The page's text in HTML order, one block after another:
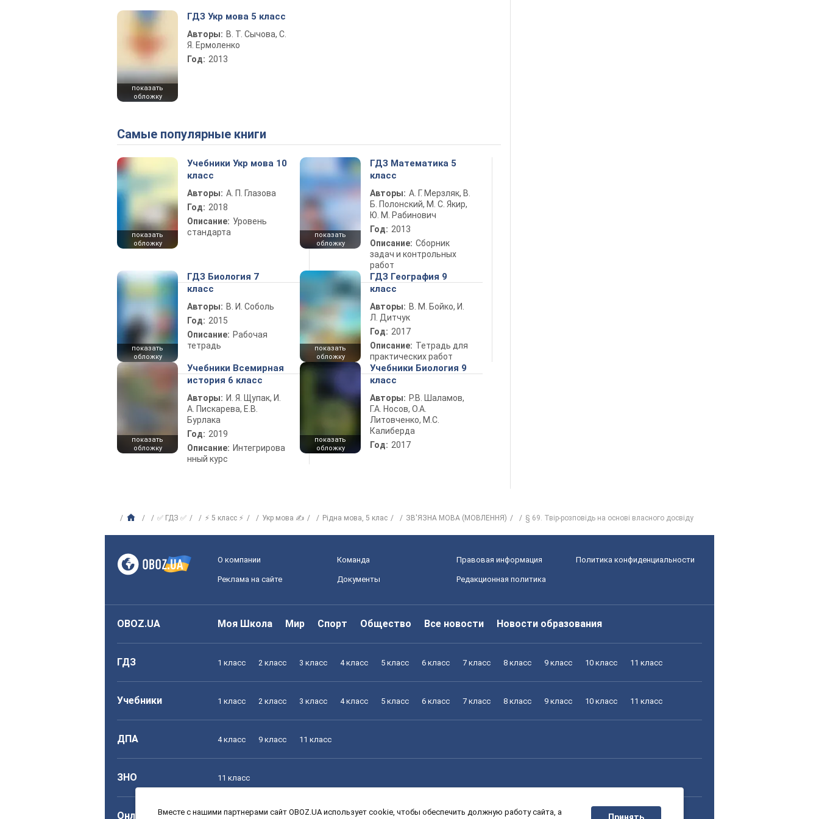
показать
обложку
ГДЗ Укр мова 5 класс
Авторы: В. Т. Сычова, С.
Я. Ермоленко
Год: 2013
Самые популярные книги
показать
обложку
Учебники Укр мова 10
класс
Авторы: А. П. Глазова
Год: 2018
Описание: Уровень
стандарта
показать
обложку
ГДЗ Математика 5
класс
Авторы: А. Г. Мерзляк, В.
Б. Полонский, М. С. Якир,
Ю. М. Рабинович
Год: 2013
Описание: Сборник
задач и контрольных
работ
показать
обложку
ГДЗ Биология 7
класс
Авторы: В. И. Соболь
Год: 2015
Описание: Рабочая
тетрадь
показать
обложку
ГДЗ География 9
класс
Авторы: В. М. Бойко, И.
Л. Дитчук
Год: 2017
Описание: Тетрадь для
практических работ
показать
обложку
Учебники Всемирная
история 6 класс
Авторы: И. Я. Щупак, И.
А. Пискарева, Е.В.
Бурлака
Год: 2019
Описание: Интегрирова
нный курс
показать
обложку
Учебники Биология 9
класс
Авторы: Р.В. Шаламов,
Г.А. Носов, О.А.
Литовченко, М.С.
Калиберда
Год: 2017
✅ ГДЗ ✅ ⚡ 5 класс ⚡ Укр мова ✍ Рiдна мова, 5 клас ЗВ'ЯЗНА МОВА (МОВЛЕННЯ) § 69. Твір-розповідь на основі власного досвіду
О компании Команда Правовая информация Политика конфиденциальности
Реклама на сайте Документы Редакционная политика
OBOZ.UA Моя Школа Мир Спорт Общество Все новости Новости образования
ГДЗ 1 класс 2 класс 3 класс 4 класс 5 класс 6 класс 7 класс 8 класс 9 класс 10 класс 11 класс
Учебники 1 класс 2 класс 3 класс 4 класс 5 класс 6 класс 7 класс 8 класс 9 класс 10 класс 11 класс
ДПА 4 класс 9 класс 11 класс
ЗНО 11 класс
Онлайн уроки 1 класс 2 класс 3 класс 4 класс 5 класс 6 класс 7 класс 8 класс 9 класс 10 класс 11 класс
Вместе с нашими партнерами сайт OBOZ.UA использует cookie, чтобы обеспечить должную работу сайта, а